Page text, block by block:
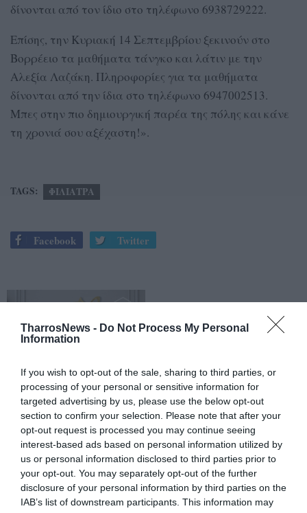
TharrosNews - Do Not Process My Personal
Information
If you wish to opt-out of the sale, sharing to third parties, or
processing of your personal or sensitive information for
targeted advertising by us, please use the below opt-out
section to confirm your selection. Please note that after your
opt-out request is processed you may continue seeing
interest-based ads based on personal information utilized by
us or personal information disclosed to third parties prior to
your opt-out. You may separately opt-out of the further
disclosure of your personal information by third parties on the
IAB’s list of downstream participants. This information may
δίνονται από τον ίδιο στο τηλέφωνο 6938729222.
Επίσης, την Κυριακή 14 Σεπτεμβρίου ξεκινούν στο
Βορρέειο τα μαθήματα τάνγκο και λάτιν με την
Αλεξία Λαζάκη. Πληροφορίες για τα μαθήματα
δίνονται από την ίδια στο τηλέφωνο 6947002513.
Μπες στην πιο δημιουργική παρέα της πόλης και κάνε
τη χρονιά σου αξέχαστη!».
TAGS: ΦΙΛΙΑΤΡΑ
Facebook Twitter